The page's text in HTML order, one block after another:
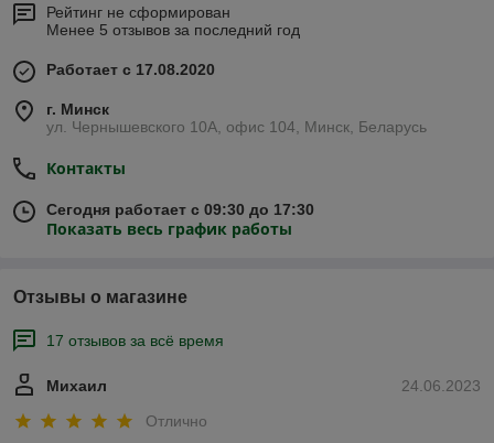
Рейтинг не сформирован
Менее 5 отзывов за последний год
Работает с 17.08.2020
г. Минск
ул. Чернышевского 10А, офис 104, Минск, Беларусь
Контакты
Сегодня работает с 09:30 до 17:30
Показать весь график работы
Отзывы о магазине
17 отзывов за всё время
24.06.2023
Михаил
Отлично